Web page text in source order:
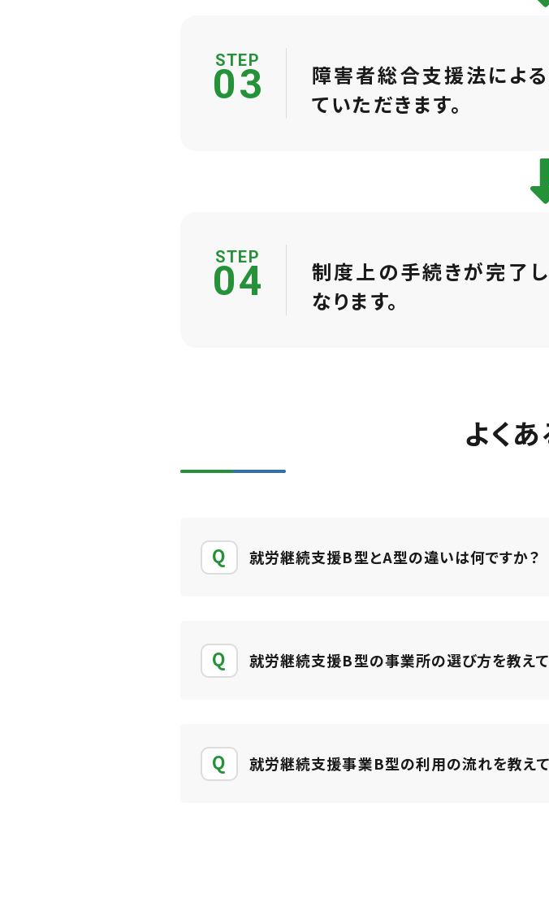
STEP
03
障害者総合支援法によ
ていただきます。
STEP
04
制度上の手続きが完了
なります。
よく
就労継続支援B型とA型の違いは何ですか？
就労継続支援B型の事業所の選び方を教えて
就労継続支援事業B型の利用の流れを教えて